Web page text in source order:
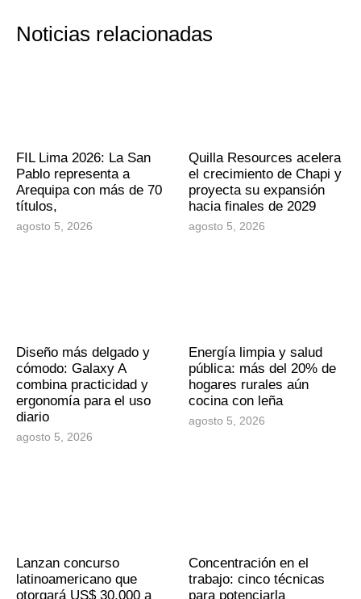
Noticias relacionadas
FIL Lima 2026: La San
Pablo representa a
Arequipa con más de 70
títulos,
agosto 5, 2026
Quilla Resources acelera
el crecimiento de Chapi y
proyecta su expansión
hacia finales de 2029
agosto 5, 2026
Diseño más delgado y
cómodo: Galaxy A
combina practicidad y
ergonomía para el uso
diario
agosto 5, 2026
Energía limpia y salud
pública: más del 20% de
hogares rurales aún
cocina con leña
agosto 5, 2026
Lanzan concurso
latinoamericano que
otorgará US$ 30,000 a
Concentración en el
trabajo: cinco técnicas
para potenciarla